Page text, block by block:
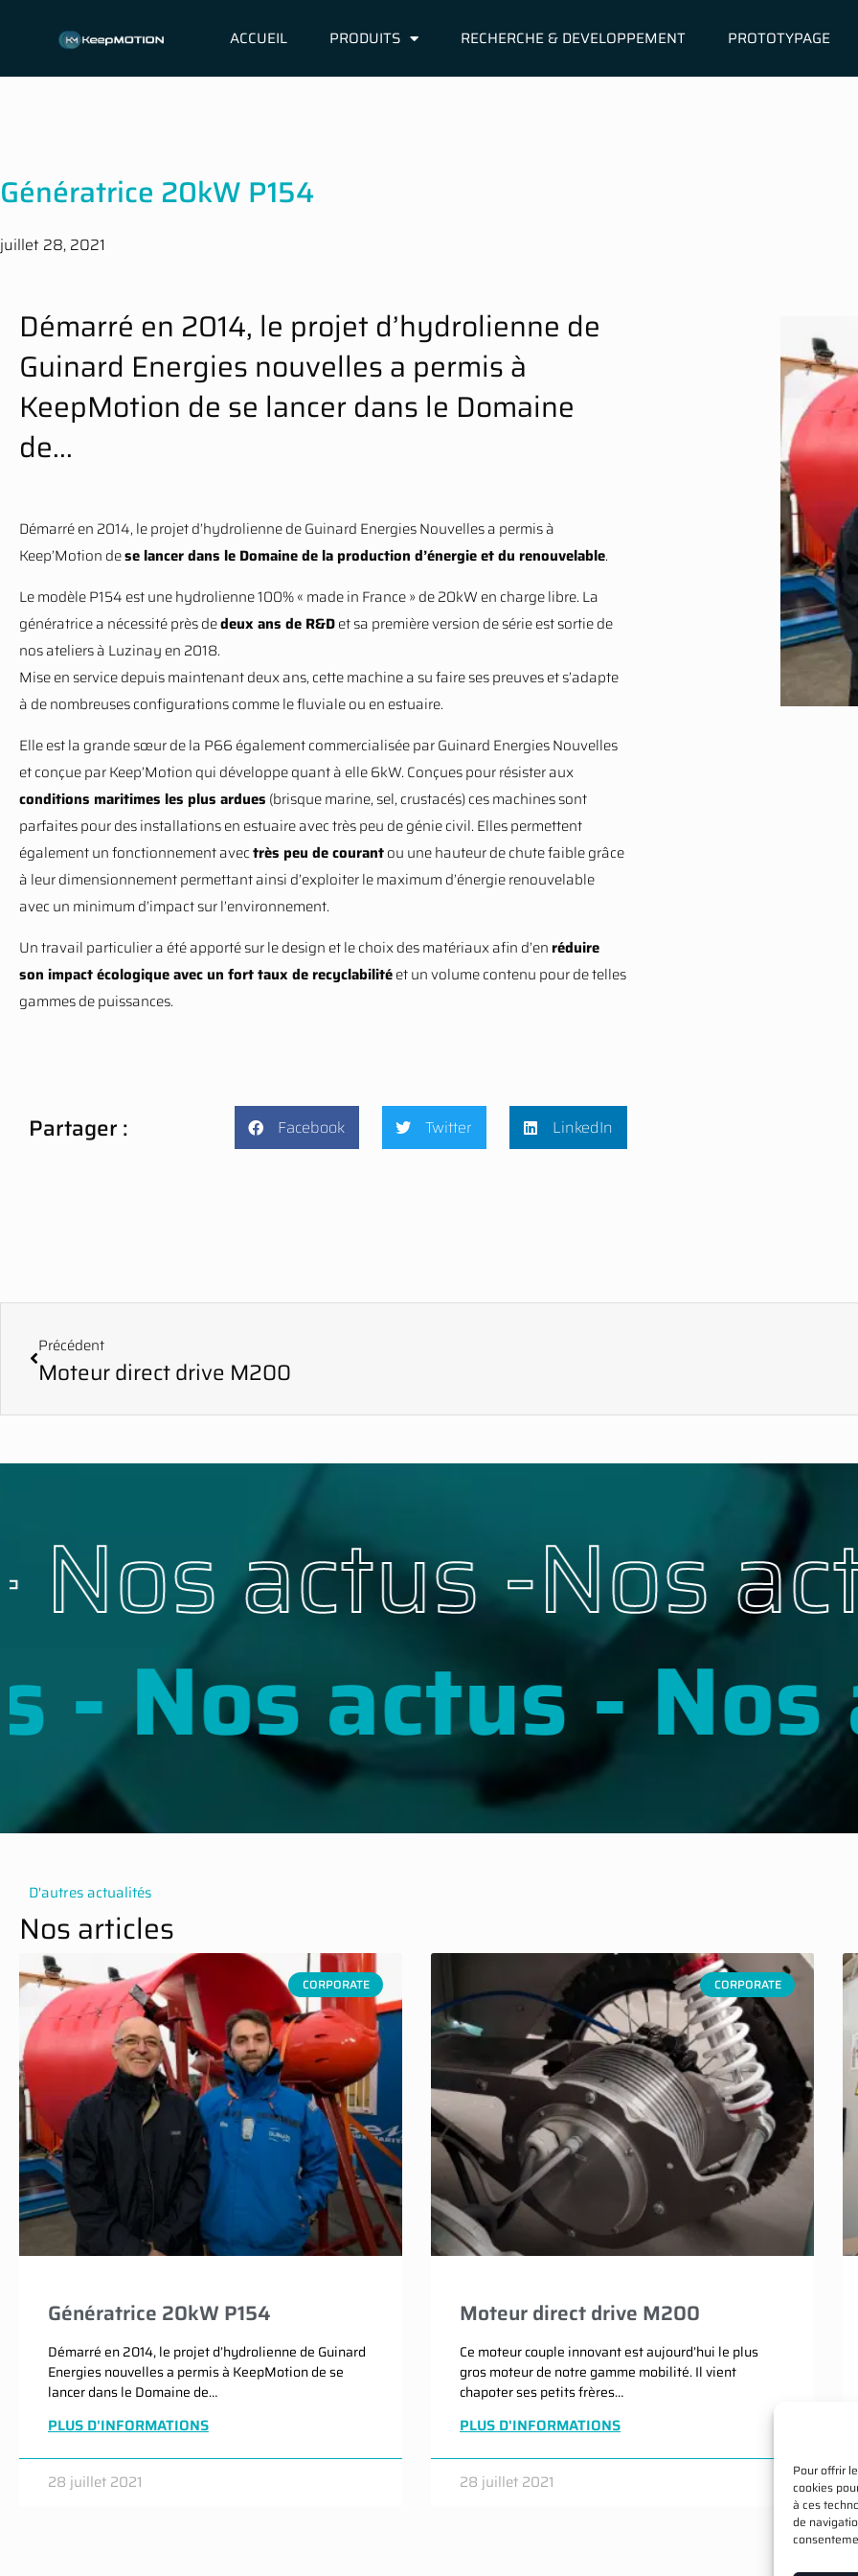
Pour offrir
cookies
à ces
de
ACCUEIL PRODUITS RECHERCHE & DEVELOPPEMENT PROTOTYPAGE
Génératrice 20kW P154
juillet 28, 2021
Démarré en 2014, le projet d’hydrolienne de
Guinard Energies nouvelles a permis à
KeepMotion de se lancer dans le Domaine
de...
Démarré en 2014, le projet d’hydrolienne de Guinard Energies Nouvelles a permis à
Keep’Motion dese lancer dans le Domaine de la production d’énergie et du renouvelable.
Le modèle P154 est une hydrolienne 100% « made in France » de 20kW en charge libre. La
génératrice a nécessité près dedeux ans de R&Det sa première version de série est sortie de
nos ateliers à Luzinay en 2018.
Mise en service depuis maintenant deux ans, cette machine a su faire ses preuves et s’adapte
à de nombreuses configurations comme le fluviale ou en estuaire.
Elle est la grande sœur de la P66 également commercialisée par Guinard Energies Nouvelles
et conçue par Keep’Motion qui développe quant à elle 6kW. Conçues pour résister aux
conditions maritimes les plus ardues (brisque marine, sel, crustacés) ces machines sont
parfaites pour des installations en estuaire avec très peu de génie civil. Elles permettent
également un fonctionnement avectrès peu de courantou une hauteur de chute faible grâce
à leur dimensionnement permettant ainsi d’exploiter le maximum d’énergie renouvelable
avec un minimum d’impact sur l’environnement.
Un travail particulier a été apporté sur le design et le choix des matériaux afin d’en réduire
son impact écologique avec un fort taux de recyclabilitéet un volume contenu pour de telles
gammes de puissances.
Partager : Facebook Twitter LinkedIn
Précédent
Moteur direct drive M200
- Nos actus -Nos
Nos actus - Nos
D'autres actualités
Nos articles
CORPORATE
Génératrice 20kW P154
Démarré en 2014, le projet d’hydrolienne de Guinard
Energies nouvelles a permis à KeepMotion de se
lancer dans le Domaine de…
PLUS D'INFORMATIONS
28 juillet 2021
CORPORATE
Moteur direct drive M200
Ce moteur couple innovant est aujourd’hui le plus
gros moteur de notre gamme mobilité. Il vient
chapoter ses petits frères…
PLUS D'INFORMATIONS
28 juillet 2021